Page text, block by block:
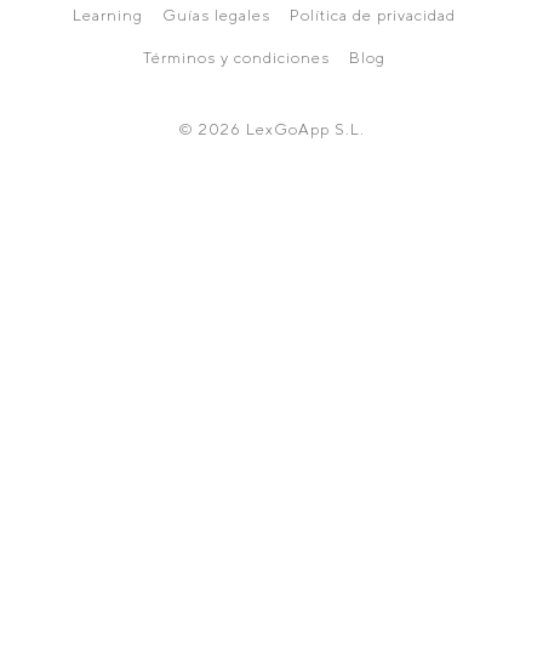
Learning Guías legales Política de privacidad
Términos y condiciones Blog
© 2026 LexGoApp S.L.